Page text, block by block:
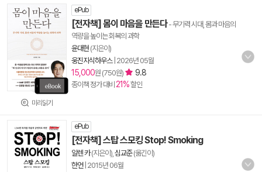
미리읽기
ePub
[전자책] 몸이 마음을 만든다- 무기력 시대, 몸과 마음의
역량을 높이는 회복의 과학
윤대현 (지은이)
웅진지식하우스| 2026년 05월
15,000원 (750원) 9.8
종이책 정가 대비 21%할인
ePub
[전자책] 스탑 스모킹 Stop! Smoking
알렌 카(지은이), 심교준(옮긴이)
한언| 2015년 06월